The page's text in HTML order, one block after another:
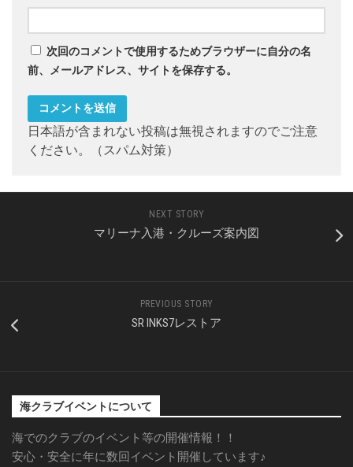
次回のコメントで使用するためブラウザーに自分の名
前、メールアドレス、サイトを保存する。
日本語が含まれない投稿は無視されますのでご注意
ください。（スパム対策）
NEXT STORY
マリーナ入港・クルーズ案内図
PREVIOUS STORY
SR INKS7レストア
海クラブイベントについて
海でのクラブのイベント等の開催情報！！
安心・安全に年に数回イベント開催しています♪